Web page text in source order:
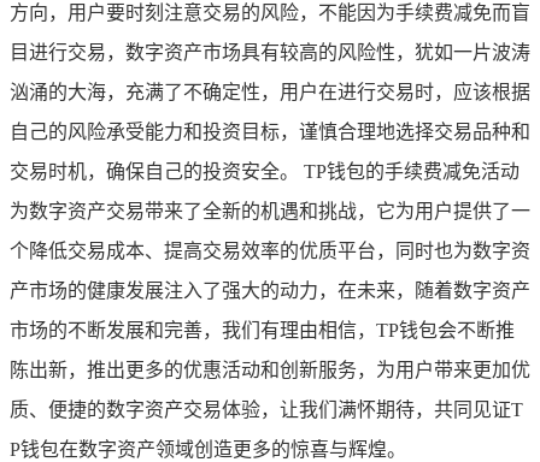
方向，用户要时刻注意交易的风险，不能因为手续费减免而盲
目进行交易，数字资产市场具有较高的风险性，犹如一片波涛
汹涌的大海，充满了不确定性，用户在进行交易时，应该根据
自己的风险承受能力和投资目标，谨慎合理地选择交易品种和
交易时机，确保自己的投资安全。 TP钱包的手续费减免活动
为数字资产交易带来了全新的机遇和挑战，它为用户提供了一
个降低交易成本、提高交易效率的优质平台，同时也为数字资
产市场的健康发展注入了强大的动力，在未来，随着数字资产
市场的不断发展和完善，我们有理由相信，TP钱包会不断推
陈出新，推出更多的优惠活动和创新服务，为用户带来更加优
质、便捷的数字资产交易体验，让我们满怀期待，共同见证T
P钱包在数字资产领域创造更多的惊喜与辉煌。